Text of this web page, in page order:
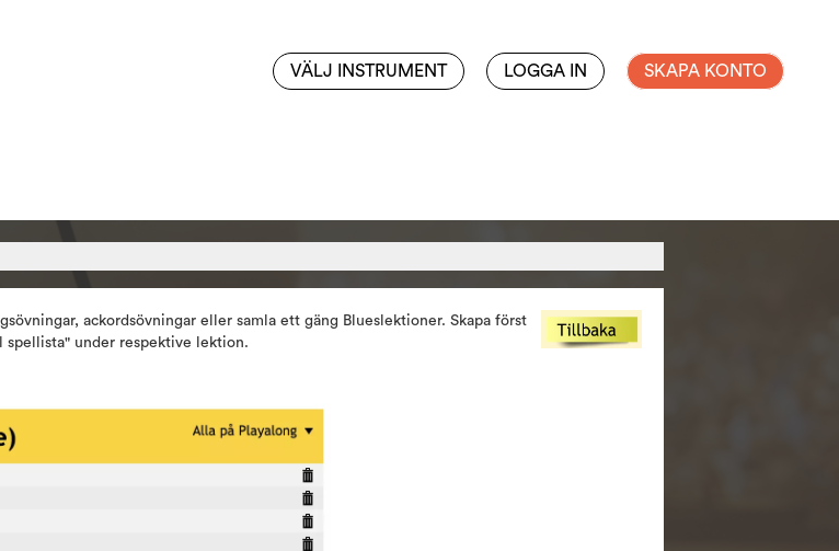
VÄLJ INSTRUMENT LOGGA IN SKAPA KONTO
ackordsövningar eller samla ett gäng Blueslektioner. Skapa först
spellista" under respektive lektion.